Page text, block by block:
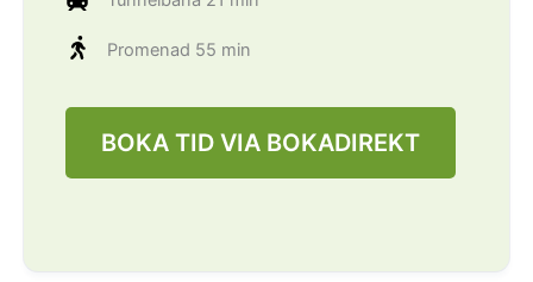
Promenad 55 min
BOKA TID VIA BOKADIREKT